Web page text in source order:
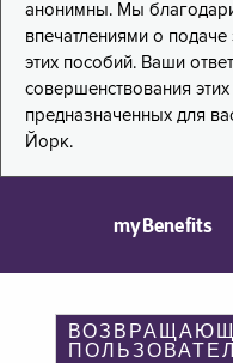
анонимны. Мы
впечатлениями о
этих пособий. Ваши
совершенствования
предназначенных для
Йорк.
myBenefits